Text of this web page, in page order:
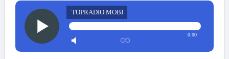
TOPRADIO.MOBI
0:00